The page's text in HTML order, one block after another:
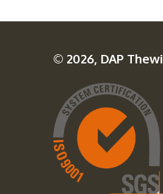
© 2026, DAP Thewi